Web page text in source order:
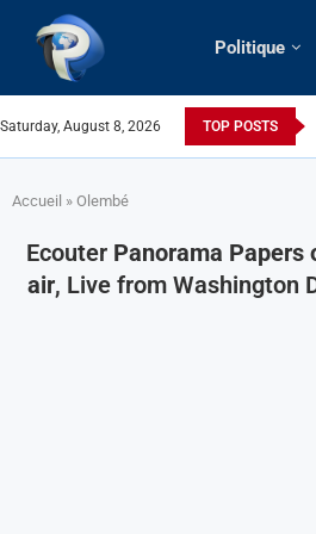
Politique
Saturday, August 8, 2026 TOP POSTS
Accueil » Olembé
Ecouter Panorama Papers
air, Live from Washington